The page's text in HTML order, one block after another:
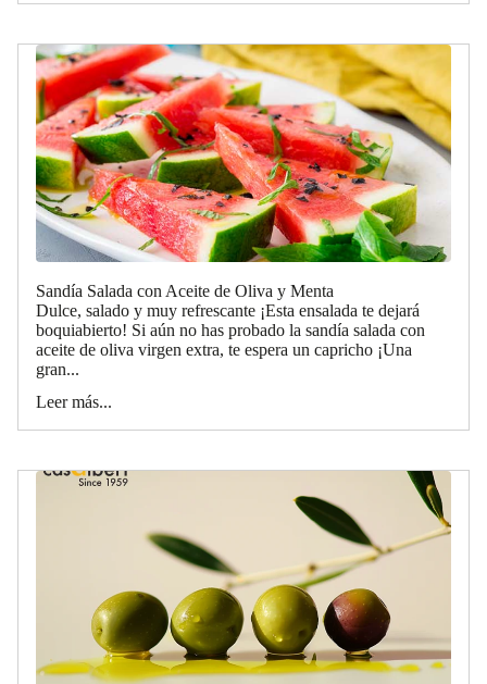
Sandía Salada con Aceite de Oliva y Menta
Dulce, salado y muy refrescante ¡Esta ensalada te dejará
boquiabierto! Si aún no has probado la sandía salada con
aceite de oliva virgen extra, te espera un capricho ¡Una
gran...
Leer más...